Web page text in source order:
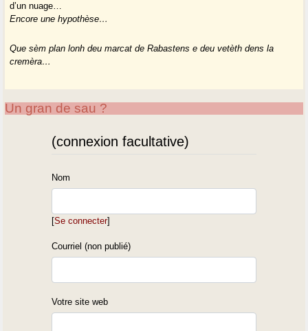
d’un nuage…
Encore une hypothèse…
Que sèm plan lonh deu marcat de Rabastens e deu vetèth dens la
cremèra…
Un gran de sau ?
(connexion facultative)
Nom
[Se connecter]
Courriel (non publié)
Votre site web